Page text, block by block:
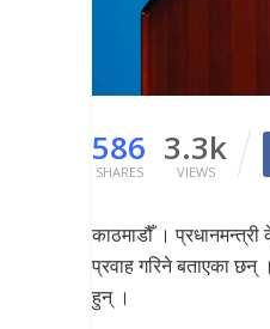
586
SHARES
3.3k
VIEWS
काठमाडौँ ।
प्रवाह गरिने बताएका
हुन् ।